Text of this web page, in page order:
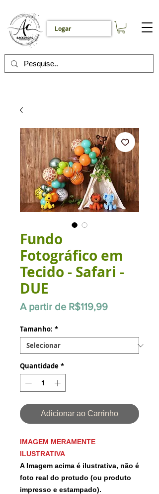
Logar
Fundo
Fotográfico em
Tecido - Safari -
DUE
A partir de R$119,99Preço
Tamanho: *
Quantidade *
Adicionar ao Carrinho
IMAGEM MERAMENTE
ILUSTRATIVA
A Imagem acima é ilustrativa, não é
foto real do protudo (ou produto
impresso e estampado).